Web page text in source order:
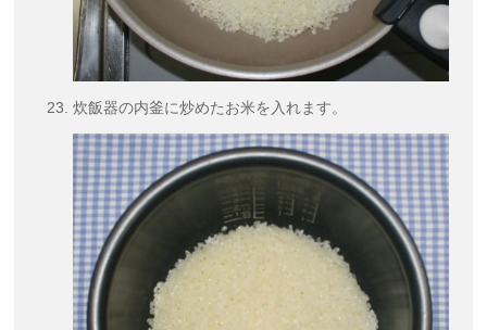
炊飯器の内釜に炒めたお米を入れます。